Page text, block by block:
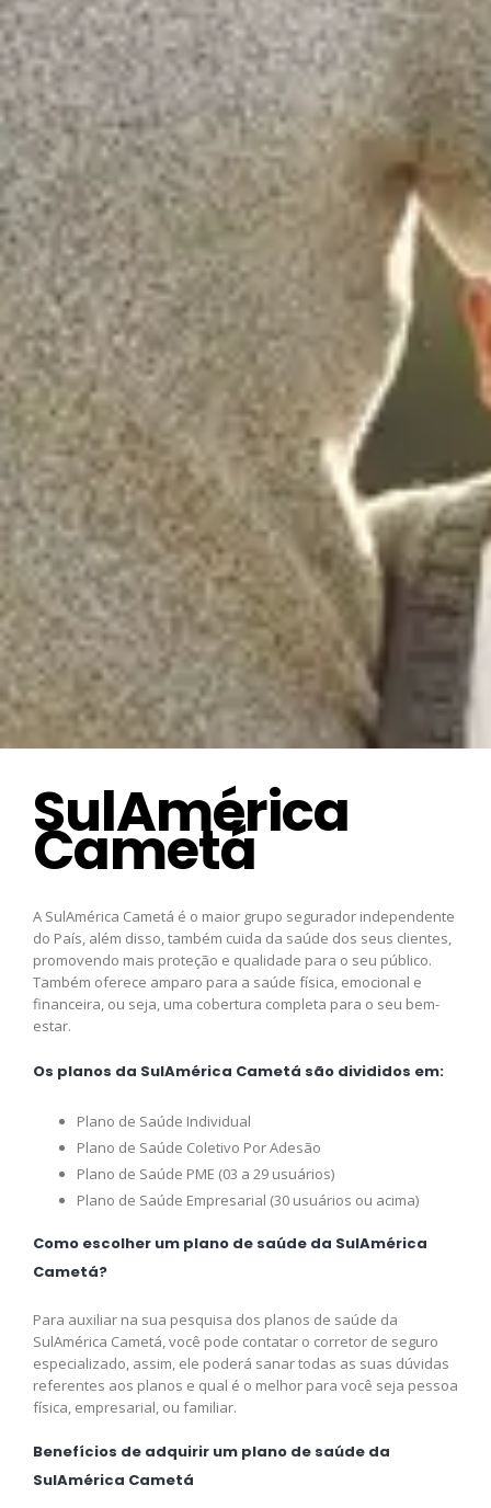
SulAmérica
Cametá
A SulAmérica Cametá é o maior grupo segurador independente
do País, além disso, também cuida da saúde dos seus clientes,
promovendo mais proteção e qualidade para o seu público.
Também oferece amparo para a saúde física, emocional e
financeira, ou seja, uma cobertura completa para o seu bem-
estar.
Os planos da SulAmérica Cametá são divididos em:
Plano de Saúde Individual
Plano de Saúde Coletivo Por Adesão
Plano de Saúde PME (03 a 29 usuários)
Plano de Saúde Empresarial (30 usuários ou acima)
Como escolher um plano de saúde da SulAmérica
Cametá?
Para auxiliar na sua pesquisa dos planos de saúde da
SulAmérica Cametá, você pode contatar o corretor de seguro
especializado, assim, ele poderá sanar todas as suas dúvidas
referentes aos planos e qual é o melhor para você seja pessoa
física, empresarial, ou familiar.
Benefícios de adquirir um plano de saúde da
SulAmérica Cametá